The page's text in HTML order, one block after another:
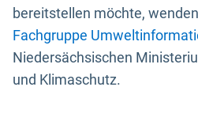
bereitstellen möchte,
Fachgruppe
Niedersächsischen
und Klimaschutz.